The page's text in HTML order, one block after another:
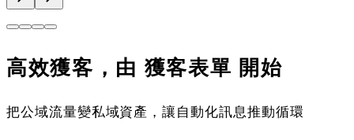
高效獲客，由 獲客表單 開始
把公域流量變私域資產，讓自動化訊息推動循環